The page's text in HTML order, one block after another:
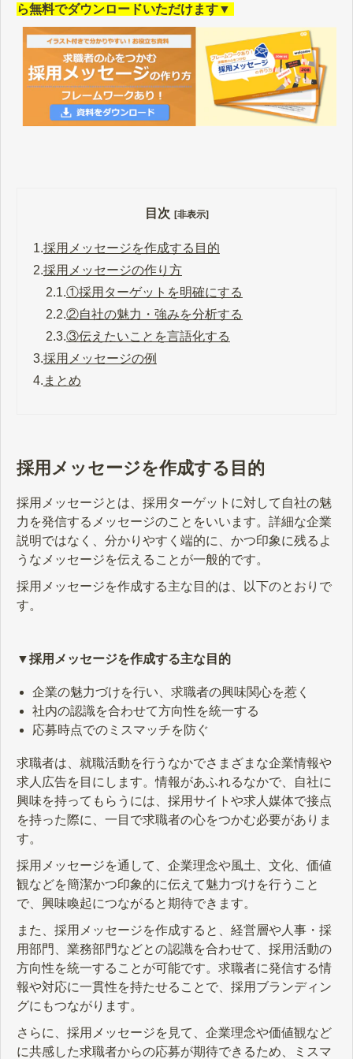
ら無料でダウンロードいただけます▼
目次 [非表示]
1.採用メッセージを作成する目的
2.採用メッセージの作り方
2.1.①採用ターゲットを明確にする
2.2.②自社の魅力・強みを分析する
2.3.③伝えたいことを言語化する
3.採用メッセージの例
4. まとめ
採用メッセージを作成する目的
採用メッセージとは、採用ターゲットに対して自社の魅
力を発信するメッセージのことをいいます。詳細な企業
説明ではなく、分かりやすく端的に、かつ印象に残るよ
うなメッセージを伝えることが一般的です。
採用メッセージを作成する主な目的は、以下のとおりで
す。
▼採用メッセージを作成する主な目的
企業の魅力づけを行い、求職者の興味関心を惹く
社内の認識を合わせて方向性を統一する
応募時点でのミスマッチを防ぐ
求職者は、就職活動を行うなかでさまざまな企業情報や
求人広告を目にします。情報があふれるなかで、自社に
興味を持ってもらうには、採用サイトや求人媒体で接点
を持った際に、一目で求職者の心をつかむ必要がありま
す。
採用メッセージを通して、企業理念や風土、文化、価値
観などを簡潔かつ印象的に伝えて魅力づけを行うこと
で、興味喚起につながると期待できます。
また、採用メッセージを作成すると、経営層や人事・採
用部門、業務部門などとの認識を合わせて、採用活動の
方向性を統一することが可能です。求職者に発信する情
報や対応に一貫性を持たせることで、採用ブランディン
グにもつながります。
さらに、採用メッセージを見て、企業理念や価値観など
に共感した求職者からの応募が期待できるため、ミスマ